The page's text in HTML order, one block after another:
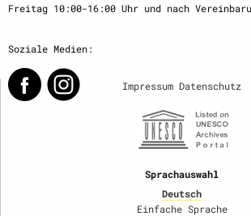
Freitag 10:00-16:00 Uhr und nach
Soziale Medien:
Impressum Datenschutz
Sprachauswahl
Deutsch
Einfache Sprache